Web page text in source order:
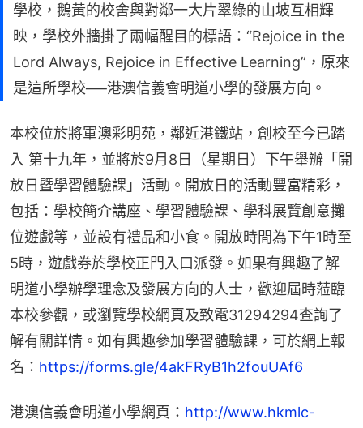
學校，鵝黃的校舍與對鄰一大片翠綠的山坡互相輝
映，學校外牆掛了兩幅醒目的標語：“Rejoice in the
Lord Always, Rejoice in Effective Learning”，原來
是這所學校──港澳信義會明道小學的發展方向。
本校位於將軍澳彩明苑，鄰近港鐵站，創校至今已踏
入 第十九年，並將於9月8日（星期日）下午舉辦「開
放日暨學習體驗課」活動。開放日的活動豐富精彩，
包括：學校簡介講座、學習體驗課、學科展覽創意攤
位遊戲等，並設有禮品和小食。開放時間為下午1時至
5時，遊戲券於學校正門入口派發。如果有興趣了解
明道小學辦學理念及發展方向的人士，歡迎屆時蒞臨
本校參觀，或瀏覽學校網頁及致電31294294查詢了
解有關詳情。如有興趣參加學習體驗課，可於網上報
名： https://forms.gle/4akFRyB1h2fouUAf6
港澳信義會明道小學網頁： http://www.hkmlc-